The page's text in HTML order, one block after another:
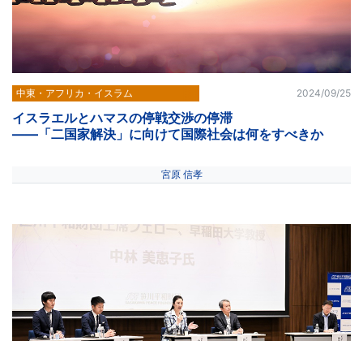
中東・アフリカ・イスラム 2024/09/25
イスラエルとハマスの停戦交渉の停滞
――「二国家解決」に向けて国際社会は何をすべきか
宮原 信孝